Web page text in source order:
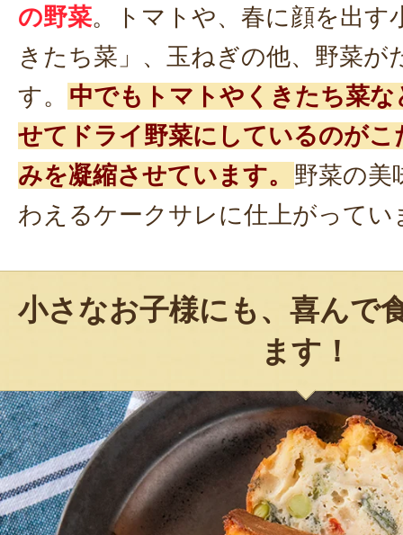
の野菜。トマトや、春に顔を出す
きたち菜」、玉ねぎの他、野菜が
す。 中でもトマトやくきたち菜な
せてドライ野菜にしているのがこ
みを凝縮させています。 野菜の美
わえるケークサレに仕上がってい
小さなお子様にも、喜んで
ます！